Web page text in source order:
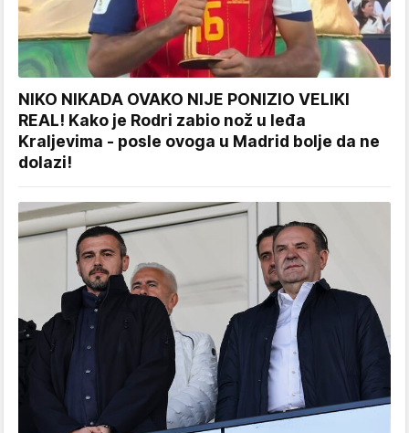
NIKO NIKADA OVAKO NIJE PONIZIO VELIKI
REAL! Kako je Rodri zabio nož u leđa
Kraljevima - posle ovoga u Madrid bolje da ne
dolazi!